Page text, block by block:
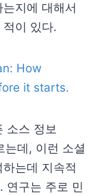
지에 대해서
이 있다.
How
it starts.
소스 정보
데, 이런 소셜
는데 지속적
연구는 주로 민